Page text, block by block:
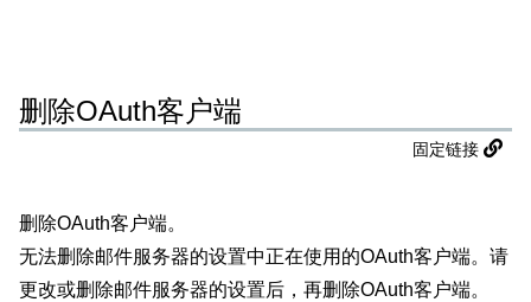
删除OAuth客户端
固定链接
删除OAuth客户端。
无法删除邮件服务器的设置中正在使用的OAuth客户端。请
更改或删除邮件服务器的设置后，再删除OAuth客户端。